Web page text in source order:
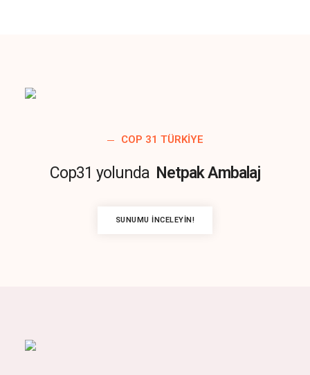
COP 31 TÜRKIYE
Cop31 yolunda Netpak Ambalaj
SUNUMU İNCELEYIN!